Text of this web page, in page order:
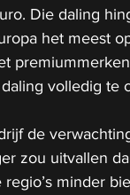
Die daling
het meest
volledig te
de
zou uitvallen
minder